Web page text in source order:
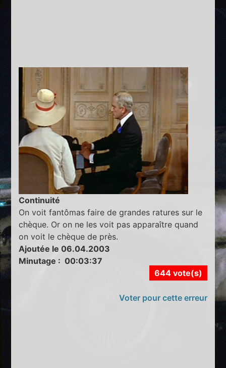
Continuité
On voit fantômas faire de grandes ratures sur le
chèque. Or on ne les voit pas apparaître quand
on voit le chèque de près.
Ajoutée le 06.04.2003
Minutage : 00:03:37
644 vote(s)
Voter pour cette erreur